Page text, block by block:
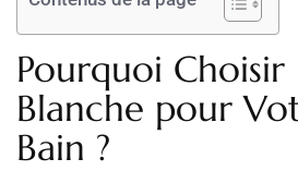
Pourquoi Choisir
Blanche pour
Bain ?